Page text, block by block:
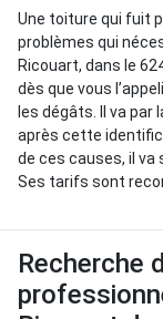
Une toiture qui fuit
problèmes qui
Ricouart, dans le
dès que vous
les dégâts. Il va
après cette
de ces causes, il
Ses tarifs sont
Recherche